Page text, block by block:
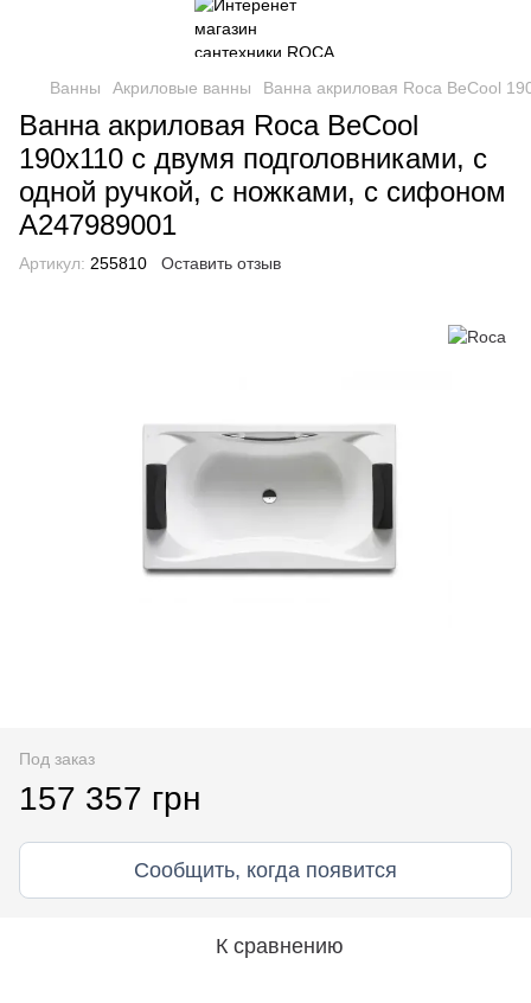
Ванны Акриловые ванны Ванна акриловая Roca BeCool
Ванна акриловая Roca BeCool
190х110 с двумя подголовниками, с
одной ручкой, с ножками, с сифоном
A247989001
Артикул: 255810 Оставить отзыв
Под заказ
157 357 грн
Сообщить, когда появится
К сравнению